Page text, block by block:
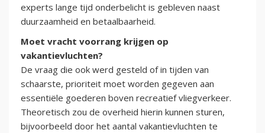
experts lange tijd onderbelicht is gebleven naast
duurzaamheid en betaalbaarheid.
Moet vracht voorrang krijgen op
vakantievluchten?
De vraag die ook werd gesteld of in tijden van
schaarste, prioriteit moet worden gegeven aan
essentiële goederen boven recreatief vliegverkeer.
Theoretisch zou de overheid hierin kunnen sturen,
bijvoorbeeld door het aantal vakantievluchten te